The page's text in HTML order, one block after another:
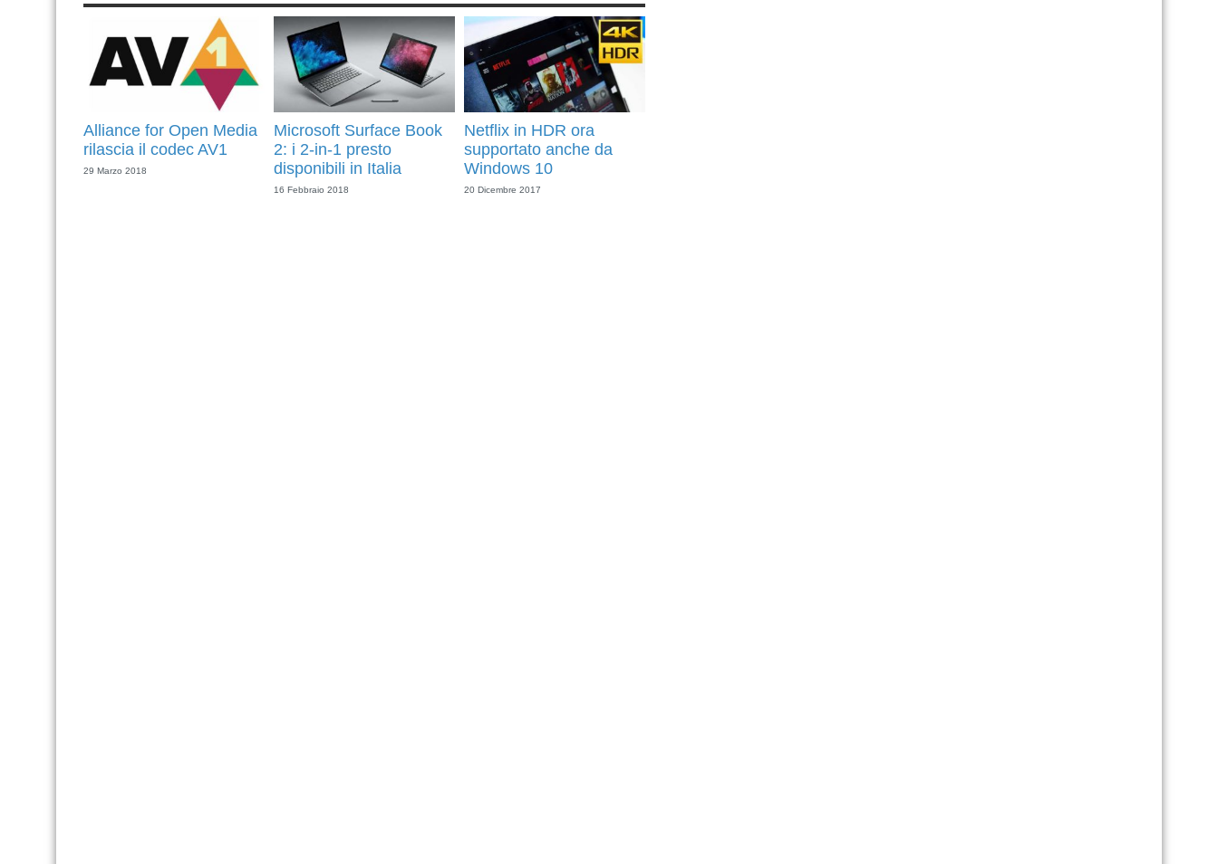
Alliance for Open Media
rilascia il codec AV1
29 Marzo 2018
Microsoft Surface Book
2: i 2-in-1 presto
disponibili in Italia
16 Febbraio 2018
Netflix in HDR ora
supportato anche da
Windows 10
20 Dicembre 2017